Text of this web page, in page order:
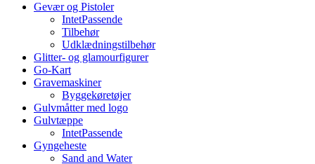
Gevær og Pistoler
IntetPassende
Tilbehør
Udklædningstilbehør
Glitter- og glamourfigurer
Go-Kart
Gravemaskiner
Byggekøretøjer
Gulvmåtter med logo
Gulvtæppe
IntetPassende
Gyngeheste
Sand and Water